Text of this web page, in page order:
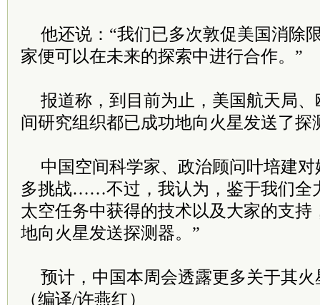
他还说：“我们已多次敦促美国消除
家便可以在未来的探索中进行合作。”
报道称，到目前为止，美国航天局
间研究组织都已成功地向火星发送了探
中国空间科学家、政治顾问叶培建
多挑战……不过，我认为，鉴于我们全
太空任务中获得的技术以及大家的支持
地向火星发送探测器。”
预计，中国本周会透露更多关于其
（编译/许燕红）